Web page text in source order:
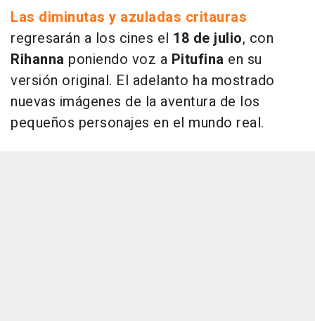
Las diminutas y azuladas critauras
regresarán a los cines el 18 de julio, con
Rihanna poniendo voz a Pitufina en su
versión original. El adelanto ha mostrado
nuevas imágenes de la aventura de los
pequeños personajes en el mundo real.